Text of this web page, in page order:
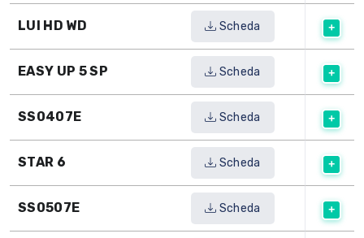
LUI HD WD Scheda
EASY UP 5 SP Scheda
SS0407E Scheda
STAR 6 Scheda
SS0507E Scheda